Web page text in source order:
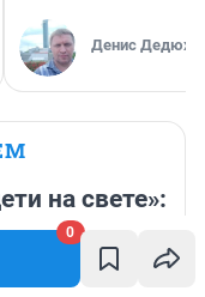
0
Денис
на свете»:
Видео